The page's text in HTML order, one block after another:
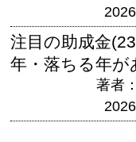
注目の助成金
年・落ちる年が
著者